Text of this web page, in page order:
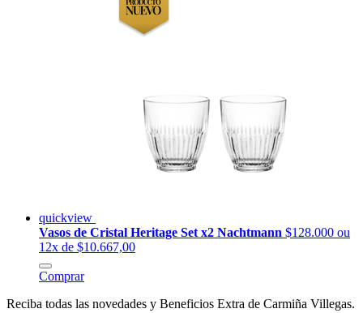
quickview
Vasos de Cristal Heritage Set x2 Nachtmann $128.000 ou
12x de $10.667,00
Comprar
Reciba todas las novedades y Beneficios Extra de Carmiña Villegas.